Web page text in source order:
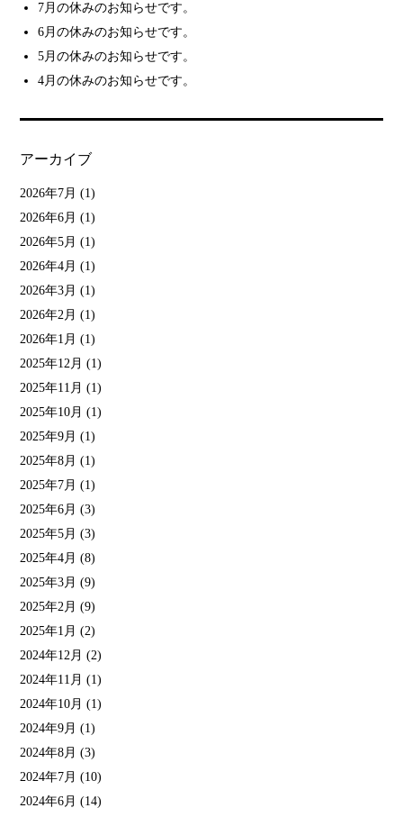
7月の休みのお知らせです。
6月の休みのお知らせです。
5月の休みのお知らせです。
4月の休みのお知らせです。
アーカイブ
2026年7月 (1)
2026年6月 (1)
2026年5月 (1)
2026年4月 (1)
2026年3月 (1)
2026年2月 (1)
2026年1月 (1)
2025年12月 (1)
2025年11月 (1)
2025年10月 (1)
2025年9月 (1)
2025年8月 (1)
2025年7月 (1)
2025年6月 (3)
2025年5月 (3)
2025年4月 (8)
2025年3月 (9)
2025年2月 (9)
2025年1月 (2)
2024年12月 (2)
2024年11月 (1)
2024年10月 (1)
2024年9月 (1)
2024年8月 (3)
2024年7月 (10)
2024年6月 (14)